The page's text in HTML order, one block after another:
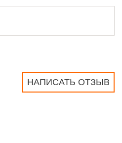
НАПИСАТЬ ОТЗЫВ